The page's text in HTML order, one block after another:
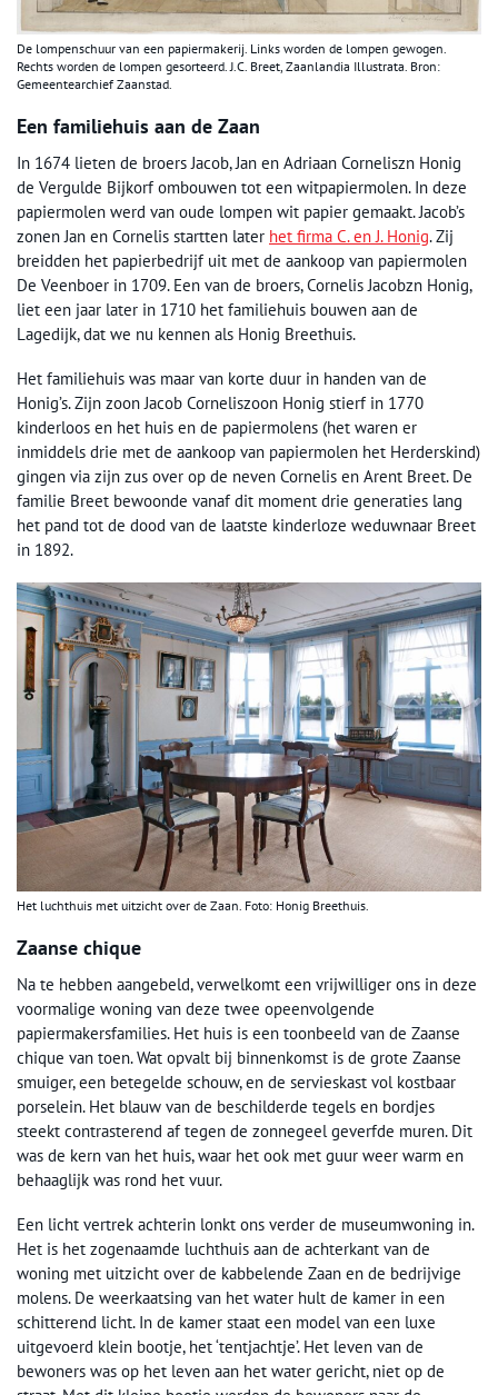
De lompenschuur van een papiermakerij. Links worden de lompen gewogen.
Rechts worden de lompen gesorteerd. J.C. Breet, Zaanlandia Illustrata. Bron:
Gemeentearchief Zaanstad.
Een familiehuis aan de Zaan
In 1674 lieten de broers Jacob, Jan en Adriaan Corneliszn Honig
de Vergulde Bijkorf ombouwen tot een witpapiermolen. In deze
papiermolen werd van oude lompen wit papier gemaakt. Jacob’s
zonen Jan en Cornelis startten later het firma C. en J. Honig. Zij
breidden het papierbedrijf uit met de aankoop van papiermolen
De Veenboer in 1709. Een van de broers, Cornelis Jacobzn Honig,
liet een jaar later in 1710 het familiehuis bouwen aan de
Lagedijk, dat we nu kennen als Honig Breethuis.
Het familiehuis was maar van korte duur in handen van de
Honig’s. Zijn zoon Jacob Corneliszoon Honig stierf in 1770
kinderloos en het huis en de papiermolens (het waren er
inmiddels drie met de aankoop van papiermolen het Herderskind)
gingen via zijn zus over op de neven Cornelis en Arent Breet. De
familie Breet bewoonde vanaf dit moment drie generaties lang
het pand tot de dood van de laatste kinderloze weduwnaar Breet
in 1892.
Het luchthuis met uitzicht over de Zaan. Foto: Honig Breethuis.
Zaanse chique
Na te hebben aangebeld, verwelkomt een vrijwilliger ons in deze
voormalige woning van deze twee opeenvolgende
papiermakersfamilies. Het huis is een toonbeeld van de Zaanse
chique van toen. Wat opvalt bij binnenkomst is de grote Zaanse
smuiger, een betegelde schouw, en de servieskast vol kostbaar
porselein. Het blauw van de beschilderde tegels en bordjes
steekt contrasterend af tegen de zonnegeel geverfde muren. Dit
was de kern van het huis, waar het ook met guur weer warm en
behaaglijk was rond het vuur.
Een licht vertrek achterin lonkt ons verder de museumwoning in.
Het is het zogenaamde luchthuis aan de achterkant van de
woning met uitzicht over de kabbelende Zaan en de bedrijvige
molens. De weerkaatsing van het water hult de kamer in een
schitterend licht. In de kamer staat een model van een luxe
uitgevoerd klein bootje, het ‘tentjachtje’. Het leven van de
bewoners was op het leven aan het water gericht, niet op de